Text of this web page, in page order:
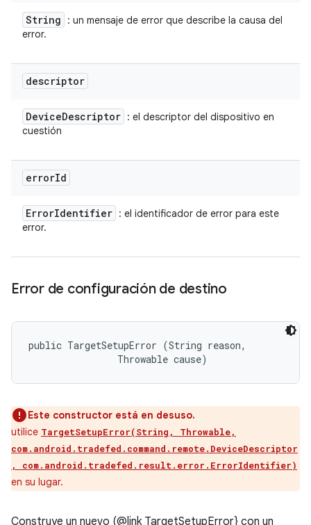
String
: un mensaje de error que describe la causa del
error.
descriptor
DeviceDescriptor : el descriptor del dispositivo en
cuestión
errorId
ErrorIdentifier : el identificador de error para este
error.
Error de configuración de destino
public TargetSetupError (String reason,
                Throwable cause)
Este constructor está en desuso.
utilice TargetSetupError(String, Throwable,
com.android.tradefed.command.remote.DeviceDescriptor
, com.android.tradefed.result.error.ErrorIdentifier)
en su lugar.
Construye un nuevo (@link TargetSetupError} con un